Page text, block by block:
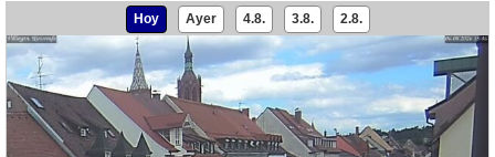
Hoy Ayer 4.8. 3.8. 2.8.